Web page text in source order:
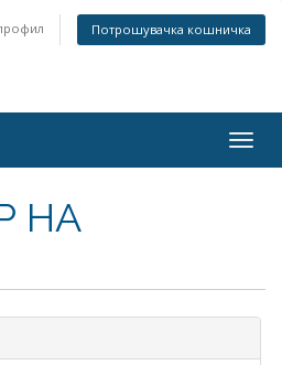
Потрошувачка кошничка
НА